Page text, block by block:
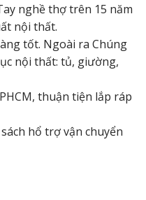
nghề thợ trên 15 năm
nội thất.
tốt. Ngoài ra Chúng
nội thất: tủ, giường,
thuận tiện lắp ráp
hổ trợ vận chuyển